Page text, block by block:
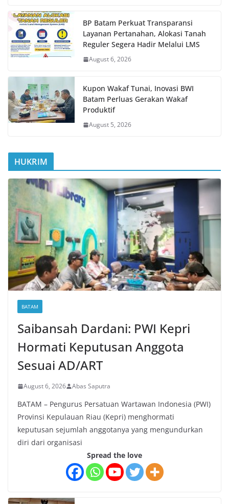
BP Batam Perkuat Transparansi
Layanan Pertanahan, Alokasi Tanah
Reguler Segera Hadir Melalui LMS
August 6, 2026
Kupon Wakaf Tunai, Inovasi BWI
Batam Perluas Gerakan Wakaf
Produktif
August 5, 2026
HUKRIM
BATAM
Saibansah Dardani: PWI Kepri
Hormati Keputusan Anggota
Sesuai AD/ART
August 6, 2026 Abas Saputra
BATAM – Pengurus Persatuan Wartawan Indonesia (PWI)
Provinsi Kepulauan Riau (Kepri) menghormati
keputusan sejumlah anggotanya yang mengundurkan
diri dari organisasi
Spread the love